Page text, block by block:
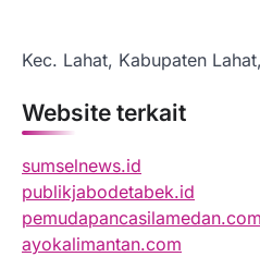
Kec. Lahat, Kabupaten
Website terkait
sumselnews.id
publikjabodetabek.id
pemudapancasilamedan.com
ayokalimantan.com